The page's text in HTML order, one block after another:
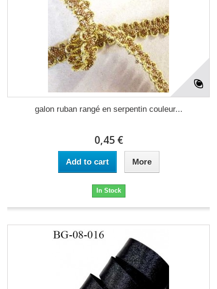
galon ruban rangé en serpentin couleur...
0,45 €
Add to cart More
In Stock